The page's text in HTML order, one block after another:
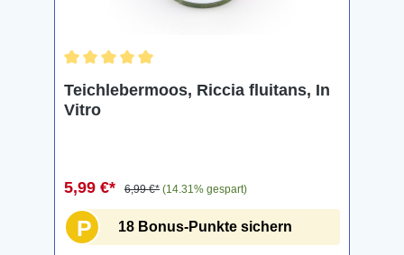
Teichlebermoos, Riccia fluitans, In
Vitro
5,99 €* 6,99 €* (14.31% gespart)
P 18 Bonus-Punkte sichern